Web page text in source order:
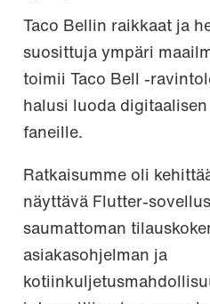
Taco Bellin raikkaat ja
suosittuja ympäri
toimii Taco Bell -
halusi luoda
faneille.
Ratkaisumme oli
näyttävä Flutter-
saumattoman
asiakasohjelman ja